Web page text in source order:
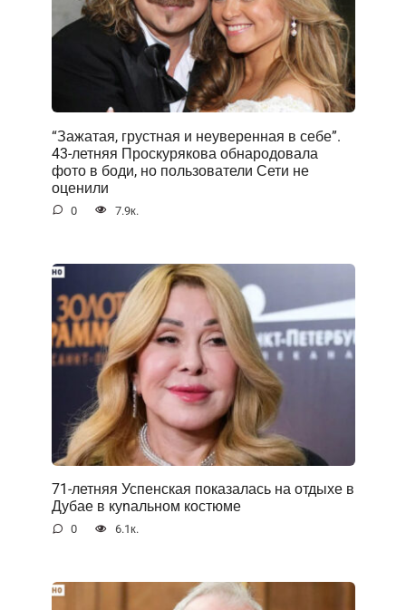
“Зажатая, грустная и неуверенная в себе”.
43-летняя Проскурякова обнародовала
фото в боди, но пользователи Сети не
оценили
0 7.9к.
71-летняя Успенская показалась на отдыхе в
Дубае в куnальном костюме
0 6.1к.